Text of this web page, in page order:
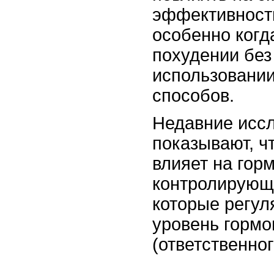
особенно
похудении
способов.
Недавние
показывают,
влияет на
которые
уровень